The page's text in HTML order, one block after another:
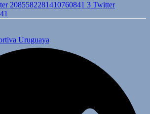
2085582281410760841 3 Twitter
Uruguaya